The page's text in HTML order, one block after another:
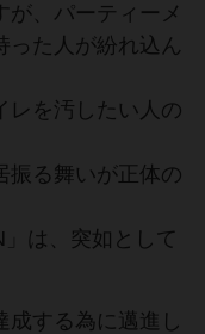
が、パーティーメ
った人が紛れ込ん
レを汚したい人の
振る舞いが正体の
は、突如として
成する為に邁進し